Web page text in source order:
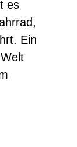
es
Ein